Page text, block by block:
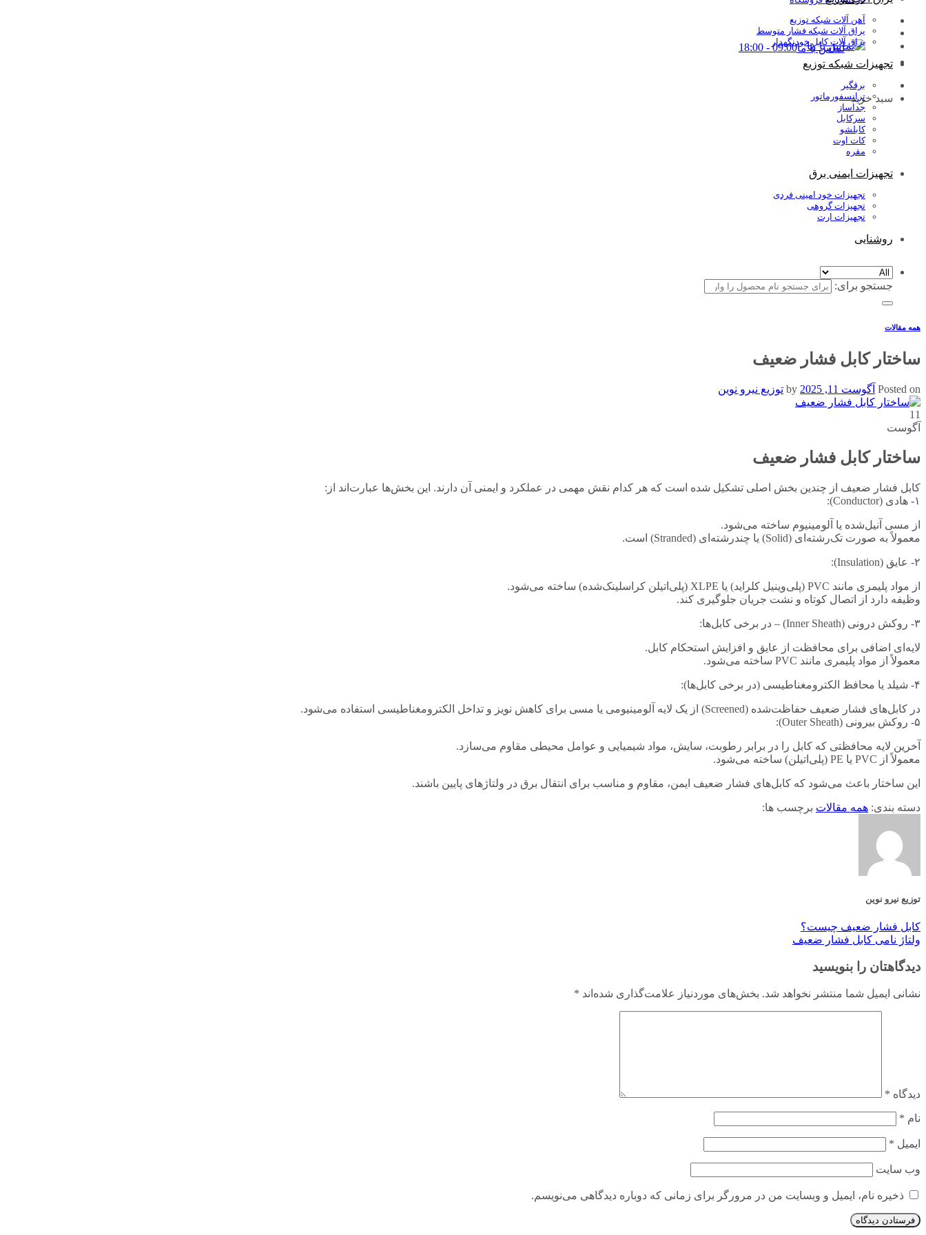
تماس با ما09:00 - 18:00
سبد خرید
آهن آلات شبکه توزیع
یراق آلات شبکه فشار متوسط
یراق آلات کابل خودنگهدار
تجهیزات شبکه توزیع
برقگیر
ترانسفورماتور
جداساز
سرکابل
کابلشو
کات اوت
مقره
تجهیزات ایمنی برق
تجهیزات خود امینی فردی
تجهیزات گروهی
تجهیزات ارت
روشنایی
جستجو برای:
همه مقالات
ساختار کابل فشار ضعیف
Posted on آگوست 11, 2025 by توزیع نیرو نوین
11
آگوست
ساختار کابل فشار ضعیف
کابل فشار ضعیف از چندین بخش اصلی تشکیل شده است که هر کدام نقش مهمی در عملکرد و ایمنی آن دارند. این بخش‌ها عبارت‌اند از:
۱- هادی (Conductor):
از مسی آنیل‌شده یا آلومینیوم ساخته می‌شود.
معمولاً به صورت تک‌رشته‌ای (Solid) یا چند‌رشته‌ای (Stranded) است.
۲- عایق (Insulation):
از مواد پلیمری مانند PVC (پلی‌وینیل کلراید) یا XLPE (پلی‌اتیلن کراسلینک‌شده) ساخته می‌شود.
وظیفه دارد از اتصال کوتاه و نشت جریان جلوگیری کند.
۳- روکش درونی (Inner Sheath) – در برخی کابل‌ها:
لایه‌ای اضافی برای محافظت از عایق و افزایش استحکام کابل.
معمولاً از مواد پلیمری مانند PVC ساخته می‌شود.
۴- شیلد یا محافظ الکترومغناطیسی (در برخی کابل‌ها):
در کابل‌های فشار ضعیف حفاظت‌شده (Screened) از یک لایه آلومینیومی یا مسی برای کاهش نویز و تداخل الکترومغناطیسی استفاده می‌شود.
۵- روکش بیرونی (Outer Sheath):
آخرین لایه محافظتی که کابل را در برابر رطوبت، سایش، مواد شیمیایی و عوامل محیطی مقاوم می‌سازد.
معمولاً از PVC یا PE (پلی‌اتیلن) ساخته می‌شود.
این ساختار باعث می‌شود که کابل‌های فشار ضعیف ایمن، مقاوم و مناسب برای انتقال برق در ولتاژهای پایین باشند.
دسته بندی: همه مقالات برچسب ها:
توزیع نیرو نوین
کابل فشار ضعیف چیست؟
ولتاژ نامی کابل فشار ضعیف
دیدگاهتان را بنویسید
نشانی ایمیل شما منتشر نخواهد شد. بخش‌های موردنیاز علامت‌گذاری شده‌اند *
دیدگاه *
نام *
ایمیل *
وب‌ سایت
ذخیره نام، ایمیل و وبسایت من در مرورگر برای زمانی که دوباره دیدگاهی می‌نویسم.